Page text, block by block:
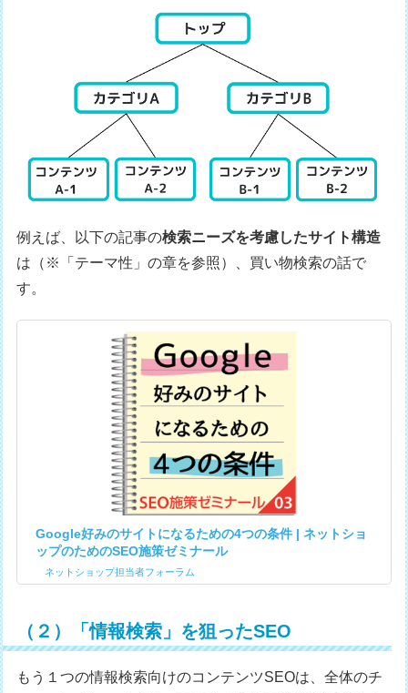
例えば、以下の記事の検索ニーズを考慮したサイト構造
は（※「テーマ性」の章を参照）、買い物検索の話で
す。
Google好みのサイトになるための4つの条件 | ネットショ
ップのためのSEO施策ゼミナール
ネットショップ担当者フォーラム
（２）「情報検索」を狙ったSEO
もう１つの情報検索向けのコンテンツSEOは、全体のチ